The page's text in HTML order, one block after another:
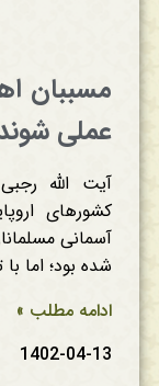
مسببان
عملی
آیت الله
کشورهای
آسمانی
شده بود؛ اما
ادامه مطلب »
1402-04-13